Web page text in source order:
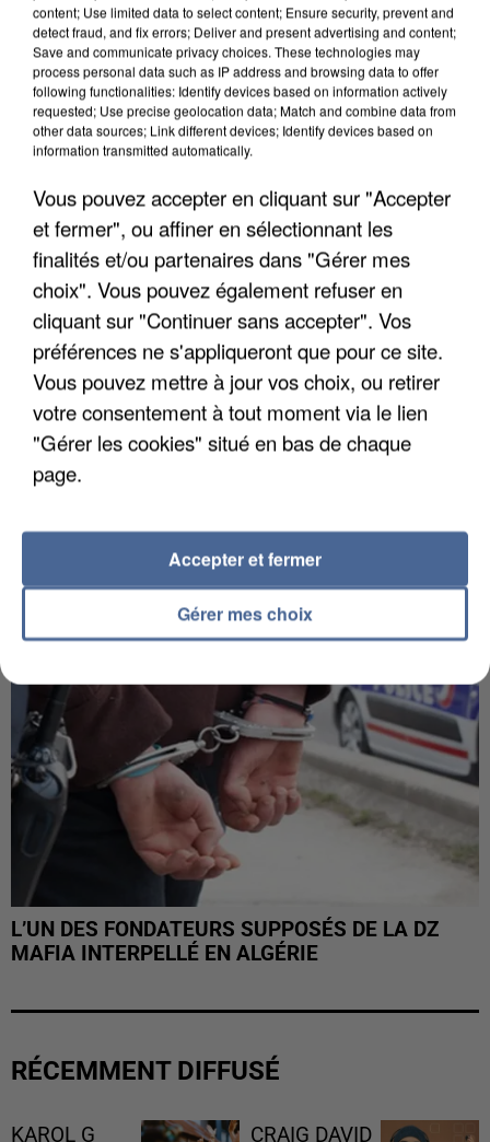
INCENDIES : L’ÎLE-DE-FRANCE LANCE UN ÉLAN
DE SOLIDARITÉ AVEC LES...
DE FAUNE SAUVAGE SONT...
L’UN DES FONDATEURS SUPPOSÉS DE LA DZ
MAFIA INTERPELLÉ EN ALGÉRIE
RÉCEMMENT DIFFUSÉ
KAROL G CRAIG DAVID
content; Use limited data to select content; Ensure security, prevent and
detect fraud, and fix errors; Deliver and present advertising and content;
Save and communicate privacy choices. These technologies may
process personal data such as IP address and browsing data to offer
following functionalities: Identify devices based on information actively
requested; Use precise geolocation data; Match and combine data from
other data sources; Link different devices; Identify devices based on
information transmitted automatically.
Vous pouvez accepter en cliquant sur "Accepter
et fermer", ou affiner en sélectionnant les
finalités et/ou partenaires dans "Gérer mes
choix". Vous pouvez également refuser en
cliquant sur "Continuer sans accepter". Vos
préférences ne s'appliqueront que pour ce site.
Vous pouvez mettre à jour vos choix, ou retirer
votre consentement à tout moment via le lien
"Gérer les cookies" situé en bas de chaque
page.
Gérer mes choix
Accepter et fermer